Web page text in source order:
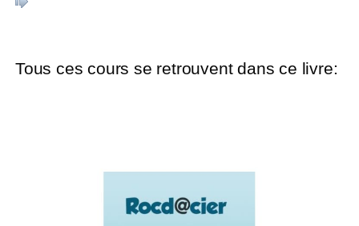
Tous ces cours se retrouvent dans ce livre: